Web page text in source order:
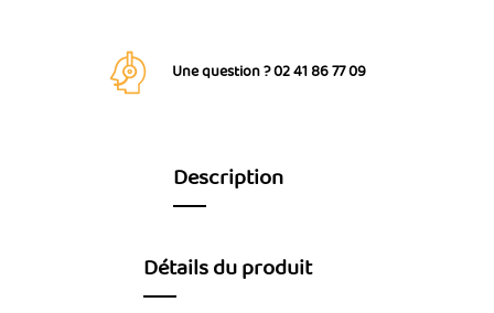
Une question ? 02 41 86 77 09
Description
Détails du produit